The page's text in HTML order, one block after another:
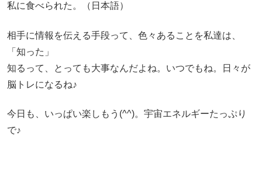
私に食べられた。（日本語）
相手に情報を伝える手段って、色々あることを私達は、
「知った」
知るって、とっても大事なんだよね。いつでもね。日々が
脳トレになるね♪
今日も、いっぱい楽しもう(^^)。宇宙エネルギーたっぷり
で♪